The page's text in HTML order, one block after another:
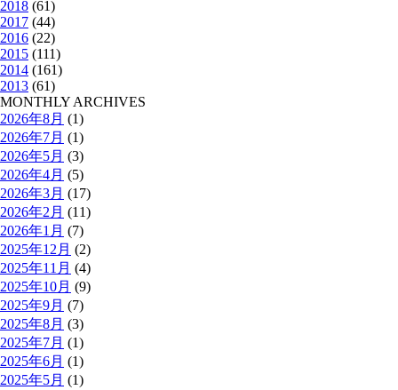
2018 (61)
2017 (44)
2016 (22)
2015 (111)
2014 (161)
2013 (61)
MONTHLY ARCHIVES
2026年8月 (1)
2026年7月 (1)
2026年5月 (3)
2026年4月 (5)
2026年3月 (17)
2026年2月 (11)
2026年1月 (7)
2025年12月 (2)
2025年11月 (4)
2025年10月 (9)
2025年9月 (7)
2025年8月 (3)
2025年7月 (1)
2025年6月 (1)
2025年5月 (1)